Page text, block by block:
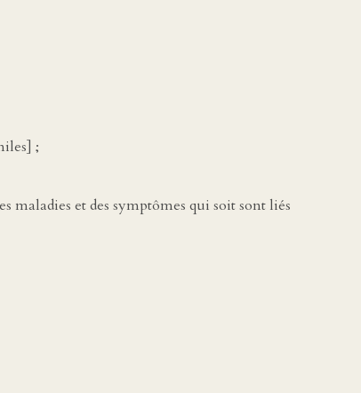
;
maladies et des symptômes qui soit sont liés